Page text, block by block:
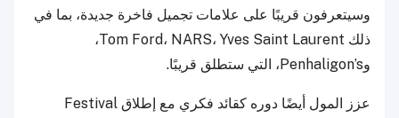
وسيتعرفون قريبًا على علامات تجميل فاخرة جديدة، بما في
ذلك Tom Ford، NARS، Yves Saint Laurent،
وPenhaligon’s، التي ستطلق قريبًا.
عزز المول أيضًا دوره كقائد فكري مع إطلاق Festival